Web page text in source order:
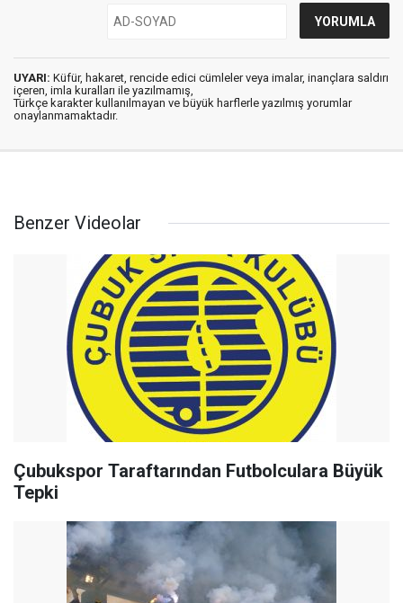
UYARI: Küfür, hakaret, rencide edici cümleler veya imalar, inançlara saldırı
içeren, imla kuralları ile yazılmamış,
Türkçe karakter kullanılmayan ve büyük harflerle yazılmış yorumlar
onaylanmamaktadır.
Benzer Videolar
Çubukspor Taraftarından Futbolculara Büyük
Tepki